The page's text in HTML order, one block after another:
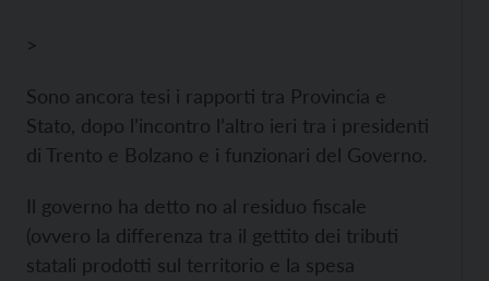
>
Sono ancora tesi i rapporti tra Provincia e
Stato, dopo l’incontro l’altro ieri tra i presidenti
di Trento e Bolzano e i funzionari del Governo.
Il governo ha detto no al residuo fiscale
(ovvero la differenza tra il gettito dei tributi
statali prodotti sul territorio e la spesa